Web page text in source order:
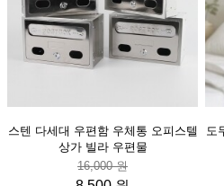
스텐 다세대 우편함 우체통 오피스텔
상가 빌라 우편물
16,000 원
도